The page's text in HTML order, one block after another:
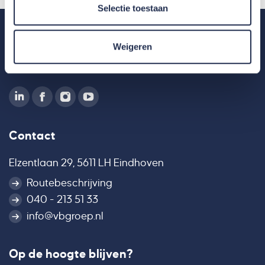
Selectie toestaan
Weigeren
Contact
Elzentlaan 29, 5611 LH Eindhoven
Routebeschrijving
040 - 213 51 33
info@vbgroep.nl
Op de hoogte blijven?